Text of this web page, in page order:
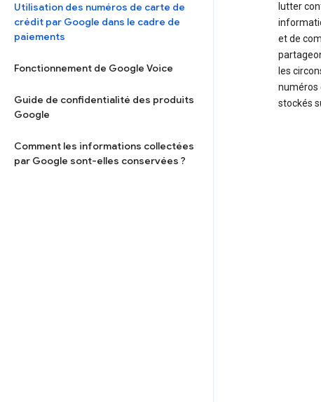
Utilisation des numéros de carte de
crédit par Google dans le cadre de
paiements
Fonctionnement de Google Voice
Guide de confidentialité des produits
Google
Comment les informations collectées
par Google sont-elles conservées ?
lutter
et de
les
numéros
stockés